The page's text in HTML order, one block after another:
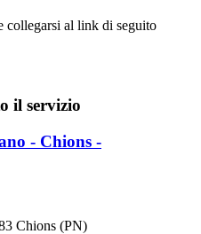
collegarsi al link di seguito
il servizio
- Chions -
Chions (PN)